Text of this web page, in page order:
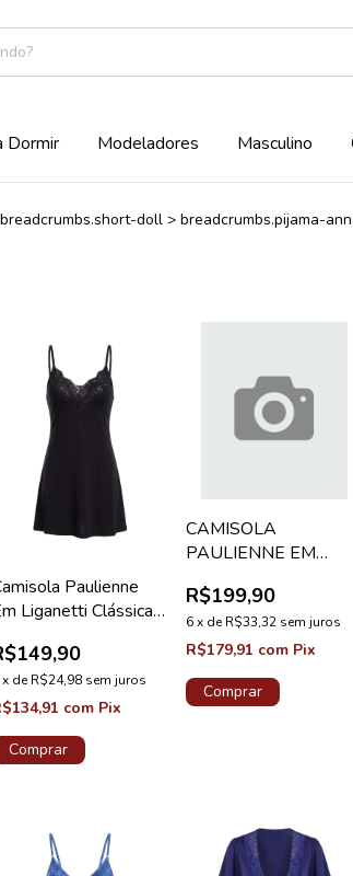
Dormir Modeladores Masculino
breadcrumbs.short-doll > breadcrumbs.pijama-
Paulienne
Liganetti Clássica
x deR$24,98 sem juros
com Pix
Comprar
CAMISOLA
PAULIENNE EM
RENDA AZUL
LAGUNA ADELE
R$199,90
6 x deR$33,32 sem juros
R$179,91 com Pix
Comprar